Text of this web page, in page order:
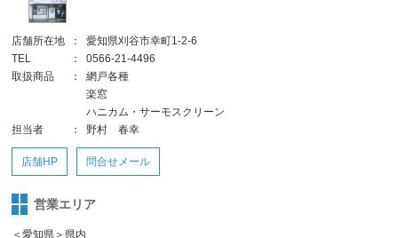
店舗所在地 ：
愛知県刈谷市幸町1-2-6
TEL
：
0566-21-4496
取扱商品
：
網戸各種
楽窓
ハニカム・サーモスクリーン
担当者
： 野村 春幸
店舗HP 問合せメール
営業エリア
＜愛知県＞県内